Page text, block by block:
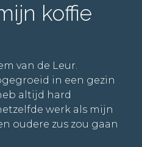
koffie
van de Leur.
in een gezin
altijd hard
werk als mijn
oudere zus zou gaan